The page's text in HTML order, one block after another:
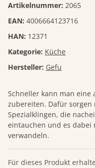
Artikelnummer: 2065
EAN: 4006664123716
HAN: 12371
Kategorie: Küche
Hersteller: Gefu
Schneller kann man eine
zubereiten. Dafür
Spezialklingen, die
eintauchen und es dabei
verwandeln.
Für dieses Produkt